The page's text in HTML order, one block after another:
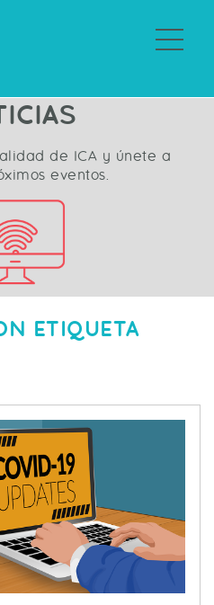
de ICA y únete a
eventos.
ETIQUETA